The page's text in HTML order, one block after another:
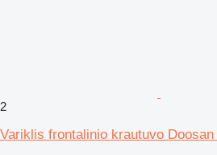
2
Variklis frontalinio krautuvo Doosan